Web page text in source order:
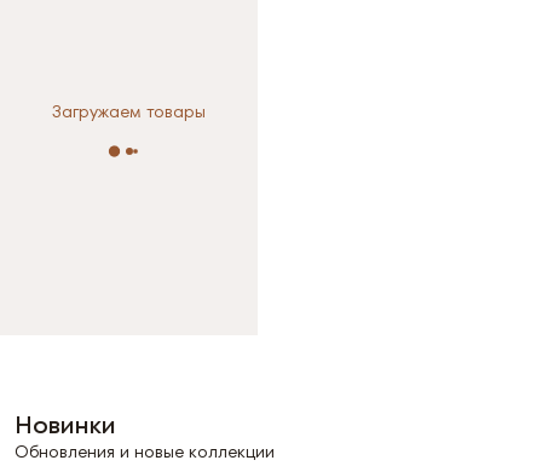
Загружаем товары
Новинки
Обновления и новые коллекции